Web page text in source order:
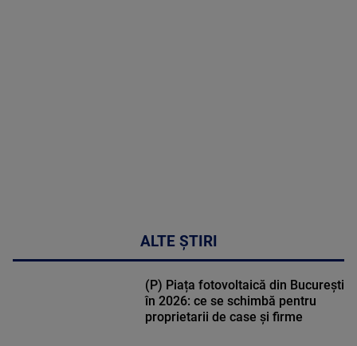
ALTE ȘTIRI
(P) Piața fotovoltaică din București
în 2026: ce se schimbă pentru
proprietarii de case și firme